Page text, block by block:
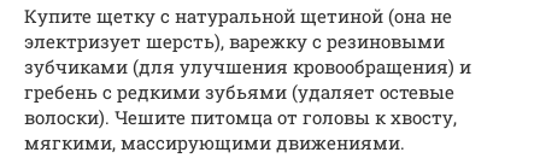
Купите щетку с натуральной щетиной (она не
электризует шерсть), варежку с резиновыми
зубчиками (для улучшения кровообращения) и
гребень с редкими зубьями (удаляет остевые
волоски). Чешите питомца от головы к хвосту,
мягкими, массирующими движениями.